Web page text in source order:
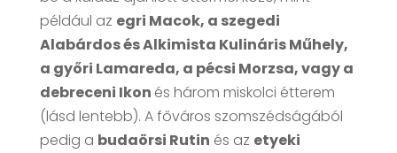
például az egri Macok, a szegedi
Alabárdos és Alkimista Kulináris Műhely,
a győri Lamareda, a pécsi Morzsa, vagy a
debreceni Ikon és három miskolci étterem
(lásd lentebb). A főváros szomszédságából
pedig a budaörsi Rutin és az etyeki